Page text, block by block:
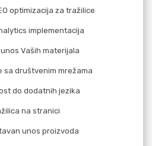
optimizacija za tražilice
implementacija
Vaših materijala
društvenim mrežama
do dodatnih jezika
na stranici
unos proizvoda